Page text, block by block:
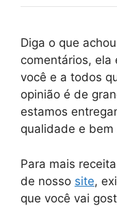
Diga o que
comentários, ela
você e a todos
opinião é de
estamos
qualidade e bem
Para mais
de nosso site,
que você vai